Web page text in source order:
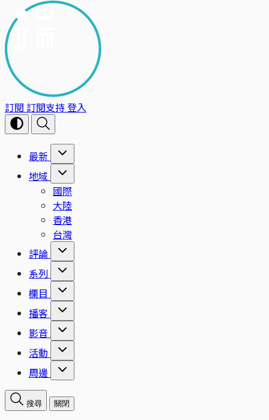
訂閱 訂閱支持登入
最新
地域
國際
大陸
香港
台灣
評論
系列
欄目
播客
影音
活動
周邊
搜尋 關閉